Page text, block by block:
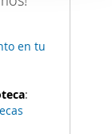
en tu
: